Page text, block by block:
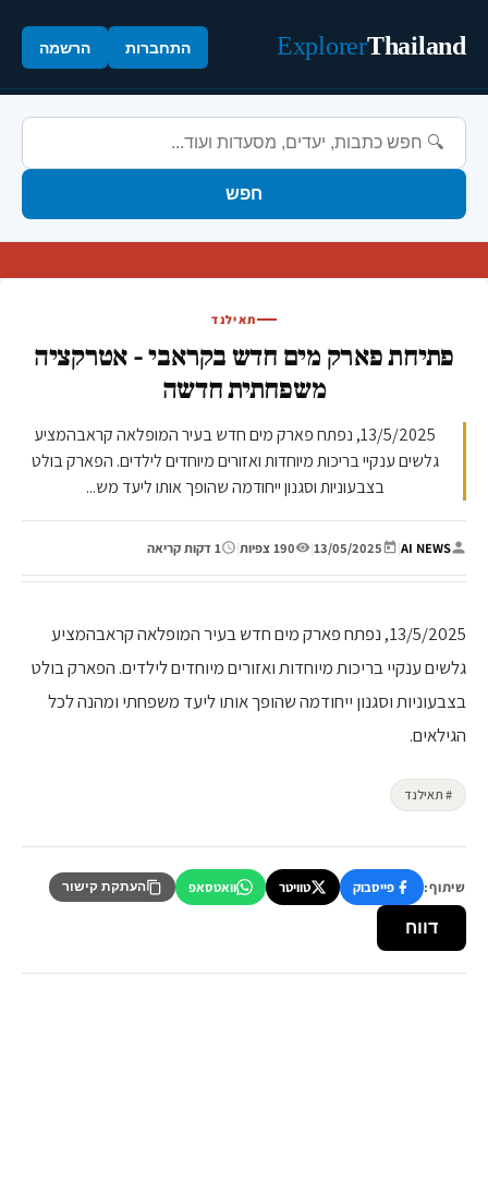
Thailand
Explorer התחברות הרשמה
חפש
תאילנד
פתיחת פארק מים חדש בקראבי - אטרקציה
משפחתית חדשה
13/5/2025, נפתח פארק מים חדש בעיר המופלאה קראבהמציע
גלשים ענקיי בריכות מיוחדות ואזורים מיוחדים לילדים. הפארק בולט
בצבעוניות וסגנון ייחודמה שהופך אותו ליעד מש...
AI NEWS
|
13/05/2025
| 190 צפיות | 1 דקות קריאה
13/5/2025, נפתח פארק מים חדש בעיר המופלאה קראבהמציע
גלשים ענקיי בריכות מיוחדות ואזורים מיוחדים לילדים. הפארק בולט
בצבעוניות וסגנון ייחודמה שהופך אותו ליעד משפחתי ומהנה לכל
הגילאים.
# תאילנד
שיתוף: פייסבוק טוויטר וואטסאפ העתקת קישור
דווח